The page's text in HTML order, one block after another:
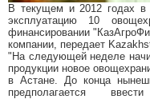
В текущем и 2012 годах в
эксплуатацию 10
финансировании
компании, передает
"На следующей неделе
продукции новое
в Астане. До конца
предполагается